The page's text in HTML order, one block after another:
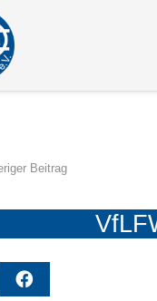
Beitrag